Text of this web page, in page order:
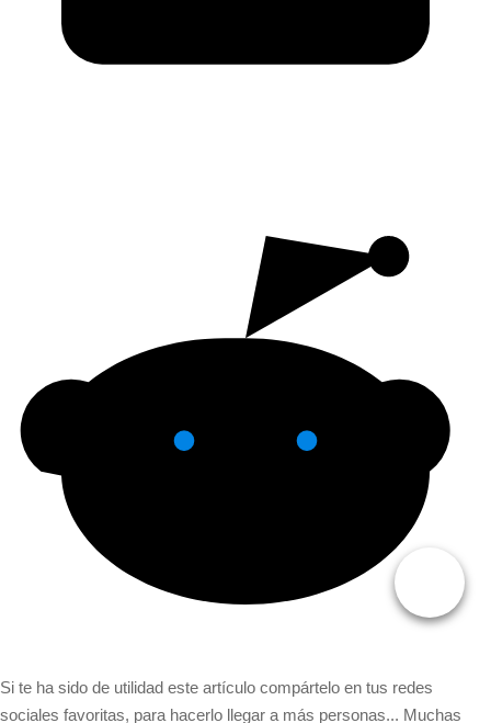
Si te ha sido de utilidad este artículo compártelo en tus redes
sociales favoritas, para hacerlo llegar a más personas... Muchas